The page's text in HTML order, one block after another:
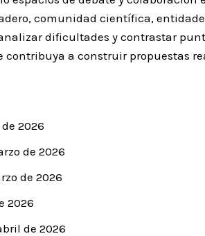
comunidad científica,
dificultades y contrastar
a construir propuestas
2026
de 2026
de 2026
2026
de 2026